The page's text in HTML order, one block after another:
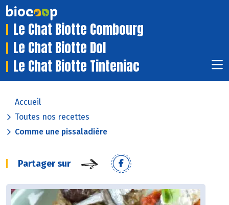
Le Chat Biotte Combourg
Le Chat Biotte Dol
Le Chat Biotte Tinteniac
Accueil
Toutes nos recettes
Comme une pissaladière
Partager sur